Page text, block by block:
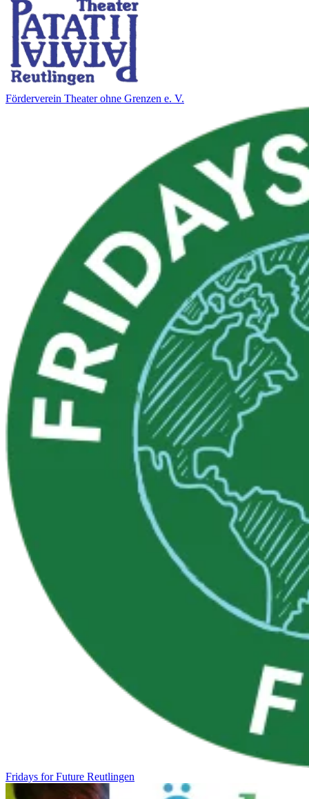
För­der­ver­ein Thea­ter ohne Gren­zen e. V.
Fridays for Future Reutlingen